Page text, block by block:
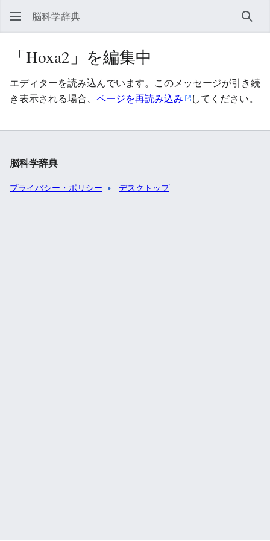
脳科学辞典 検索
「Hoxa2」を編集中
エディターを読み込んでいます。このメッセージが引き続
き表示される場合、 ページを再読み込み してください。
脳科学辞典
プライバシー・ポリシー デスクトップ